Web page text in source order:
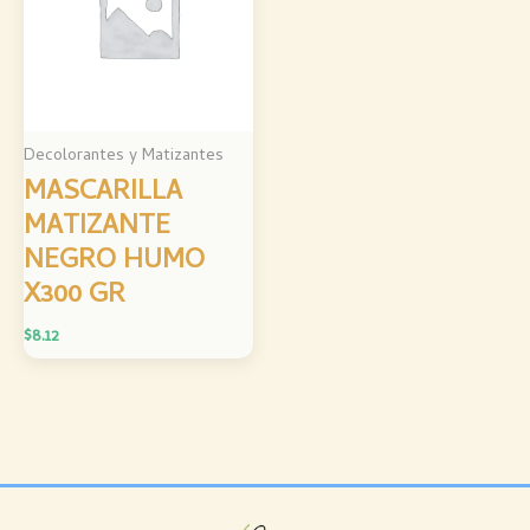
Decolorantes y Matizantes
MASCARILLA
MATIZANTE
NEGRO HUMO
X300 GR
$8.12